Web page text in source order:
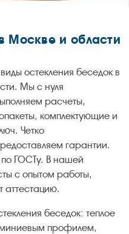
Москве и области
остекления беседок в
Мы с нуля
расчеты,
комплектующие и
Четко
гарантии.
ГОСТу. В нашей
с опытом работы,
аттестацию.
беседок: теплое
профилем,